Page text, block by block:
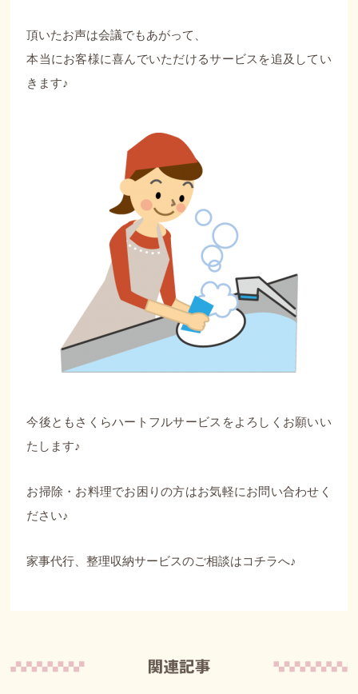
頂いたお声は会議でもあがって、
本当にお客様に喜んでいただけるサービスを追及してい
きます♪
今後ともさくらハートフルサービスをよろしくお願いい
たします♪
お掃除・お料理でお困りの方はお気軽にお問い合わせく
ださい♪
家事代行、整理収納サービスのご相談はコチラへ♪